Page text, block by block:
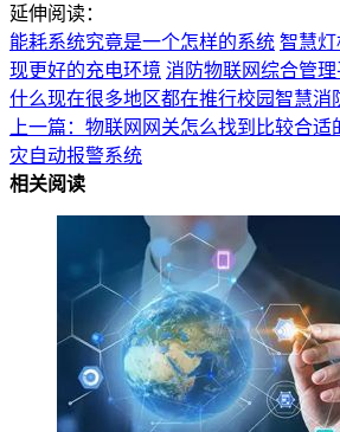
延伸阅读：
能耗系统究竟是一个怎样的系统 智慧
现更好的充电环境 消防物联网综合管
什么现在很多地区都在推行校园智慧消
上一篇：物联网网关怎么找到比较合适
灾自动报警系统
相关阅读